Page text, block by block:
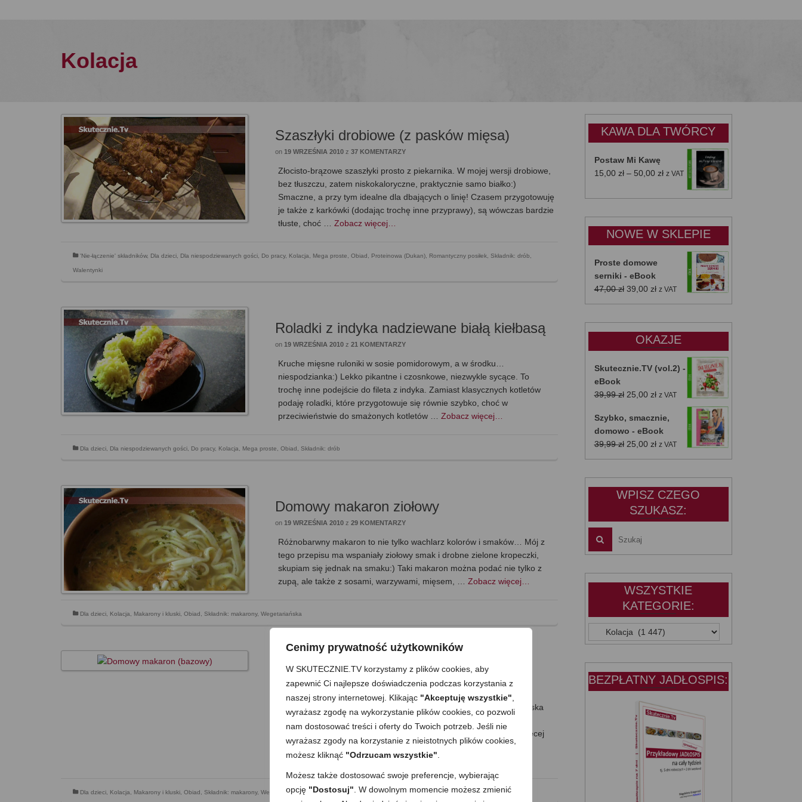
Cenimy prywatność użytkowników
W SKUTECZNIE.TV korzystamy z plików cookies, aby
zapewnić Ci najlepsze doświadczenia podczas korzystania z
naszej strony internetowej. Klikając "Akceptuję wszystkie"
wyrażasz zgodę na wykorzystanie plików cookies, co pozwoli
nam dostosować treści i oferty do Twoich potrzeb. Jeśli nie
wyrażasz zgody na korzystanie z nieistotnych plików cookies,
możesz kliknąć "Odrzucam wszystkie"
Możesz także dostosować swoje preferencje, wybierając
opcję "Dostosuj" . W dowolnym momencie możesz zmienić
Kolacja
Szaszłyki drobiowe (z pasków mięsa)
on 19 WRZEŚNIA 2010 z37 KOMENTARZY
Złocisto-brązowe szaszłyki prosto z piekarnika. W mojej wersji drobiowe,
bez tłuszczu, zatem niskokaloryczne, praktycznie samo białko:)
Smaczne, a przy tym idealne dla dbających o linię! Czasem przygotowuję
je także z karkówki (dodając trochę inne przyprawy), są wówczas bardzie
tłuste, choć …Zobacz więcej…
'Nie-łączenie' składników, Dla dzieci, Dla niespodziewanych gości, Do pracy, Kolacja, Mega proste, Obiad, Proteinowa (Dukan), Romantyczny posiłek, Składnik: drób,
Walentynki
Roladki z indyka nadziewane białą kiełbasą
on 19 WRZEŚNIA 2010 z21 KOMENTARZY
Kruche mięsne ruloniki w sosie pomidorowym, a w środku…
niespodzianka:) Lekko pikantne i czosnkowe, niezwykle sycące. To
trochę inne podejście do fileta z indyka. Zamiast klasycznych kotletów
podaję roladki, które przygotowuje się równie szybko, choć w
przeciwieństwie do smażonych kotletów …Zobacz więcej…
Dla dzieci, Dla niespodziewanych gości, Do pracy, Kolacja, Mega proste, Obiad, Składnik: drób
Domowy makaron ziołowy
on 19 WRZEŚNIA 2010 z29 KOMENTARZY
Różnobarwny makaron to nie tylko wachlarz kolorów i smaków… Mój z
tego przepisu ma wspaniały ziołowy smak i drobne zielone kropeczki,
skupiam się jednak na smaku:) Taki makaron można podać nie tylko z
zupą, ale także z sosami, warzywami, mięsem, …Zobacz więcej…
Dla dzieci, Kolacja, Makarony i kluski, Obiad, Składnik: makarony, Wegetariańska
Domowy makaron (bazowy)
19 WRZEŚNIA 2010 z4 KOMENTARZE
Czy istnieje coś lepszego w chłodne jesienne lub zimowe dni niż miska
gorącego rosołu z pysznym domowym makaronem? Wspaniale
rozgrzewa i syci, a przy tym przywołuje domową atmosferę:) Co więcej
taki makaron można podać nie tylko z zupą, ale także …Zobacz
więcej…
Dla dzieci, Kolacja, Makarony i kluski, Obiad, Składnik: makarony, Wegetariańska
KAWA DLA TWÓRCY
Postaw Mi Kawę
15,00 zł – 50,00 złZakres
od
do
50,00 zł
z VAT
NOWE W SKLEPIE
Proste domowe
serniki - eBook
47,00zł Pierwotna
cena
39,00 złAktualna
cena
z VAT
OKAZJE
Skutecznie.TV (vol.2) -
eBook
39,99zł Pierwotna
wynosiła:
39,99 zł.
25,00 złAktualna
wynosi:
25,00 zł.
z VAT
Szybko, smacznie,
domowo - eBook
39,99zł Pierwotna
cena
25,00 złAktualna
cena
z VAT
WPISZ CZEGO
SZUKASZ:
WSZYSTKIE
KATEGORIE:
WSZYSTKIE
KATEGORIE:
BEZPŁATNY JADŁOSPIS: